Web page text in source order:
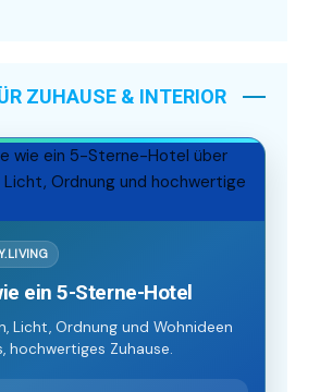
ZUHAUSE & INTERIOR
ein 5-Sterne-Hotel
Licht, Ordnung und Wohnideen
hochwertiges Zuhause.